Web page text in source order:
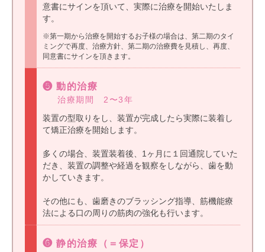
意書にサインを頂いて、実際に治療を開始いたしま
す。
※第一期から治療を開始するお子様の場合は、第二期のタイ
ミングで再度、治療方針、第二期の治療費を見積し、再度、
同意書にサインを頂きます。
❺ 動的治療
治療期間 2〜3年
装置の型取りをし、装置が完成したら実際に装着し
て矯正治療を開始します。
多くの場合、装置装着後、1ヶ月に１回通院していた
だき、装置の調整や経過を観察をしながら、歯を動
かしていきます。
その他にも、歯磨きのブラッシング指導、筋機能療
法による口の周りの筋肉の強化も行います。
❻ 静的治療（＝保定）